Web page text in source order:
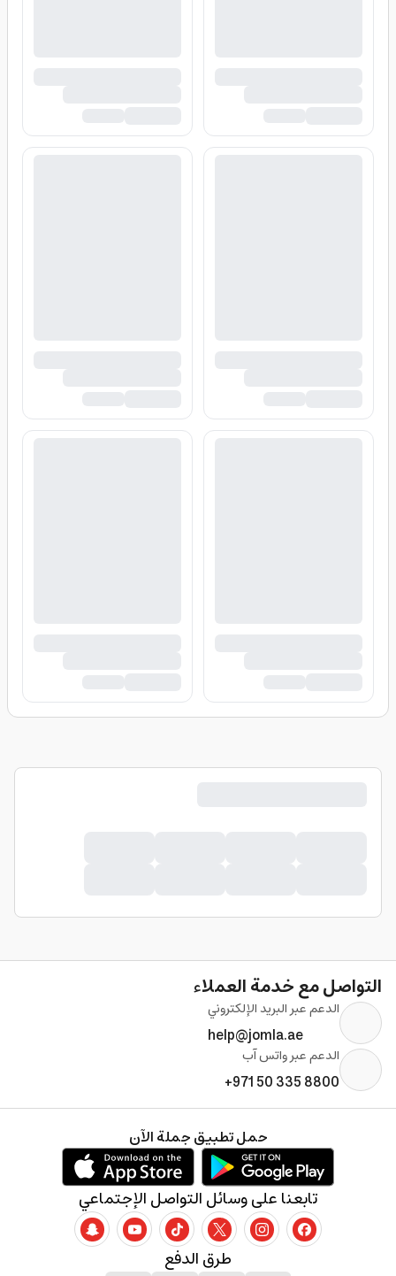
التواصل مع خدمة العملاء
الدعم عبر البريد الإلكتروني
help@jomla.ae
الدعم عبر واتس آب
+971 50 335 8800
طرق الدفع
تابعنا على وسائل التواصل الإجتماعي
حمل تطبيق جملة الآن